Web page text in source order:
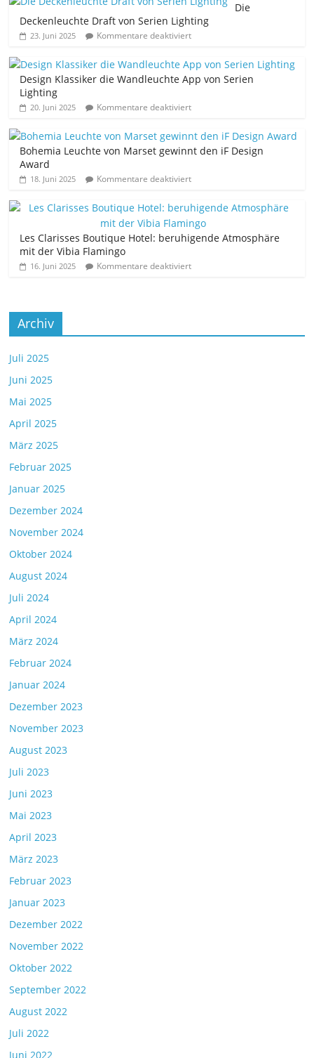
Die
Deckenleuchte Draft von Serien Lighting
23. Juni 2025 Kommentare deaktiviert
Design Klassiker die Wandleuchte App von Serien
Lighting
20. Juni 2025 Kommentare deaktiviert
Bohemia Leuchte von Marset gewinnt den iF Design
Award
18. Juni 2025 Kommentare deaktiviert
Les Clarisses Boutique Hotel: beruhigende Atmosphäre
mit der Vibia Flamingo
16. Juni 2025 Kommentare deaktiviert
Archiv
Juli 2025
Juni 2025
Mai 2025
April 2025
März 2025
Februar 2025
Januar 2025
Dezember 2024
November 2024
Oktober 2024
August 2024
Juli 2024
April 2024
März 2024
Februar 2024
Januar 2024
Dezember 2023
November 2023
August 2023
Juli 2023
Juni 2023
Mai 2023
April 2023
März 2023
Februar 2023
Januar 2023
Dezember 2022
November 2022
Oktober 2022
September 2022
August 2022
Juli 2022
Juni 2022